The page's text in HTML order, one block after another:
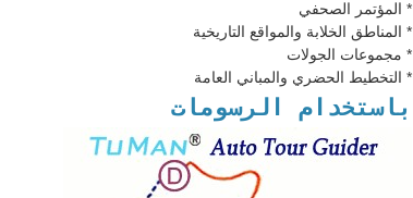
* المؤتمر الصحفي
* المناطق الخلابة والمواقع التاريخية
* مجموعات الجولات
* التخطيط الحضري والمباني العامة
باستخدام الرسومات